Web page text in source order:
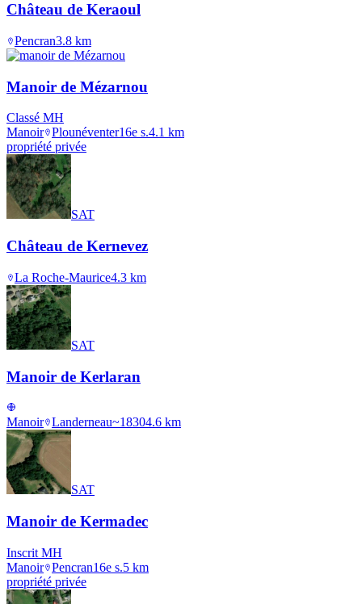
Château de Keraoul
Pencran3.8 km
Manoir de Mézarnou
Classé MH
Manoir Plounéventer16e s.4.1 km
propriété privée
SAT
Château de Kernevez
La Roche-Maurice4.3 km
SAT
Manoir de Kerlaran
Manoir Landerneau~18304.6 km
SAT
Manoir de Kermadec
Inscrit MH
Manoir Pencran16e s.5 km
propriété privée